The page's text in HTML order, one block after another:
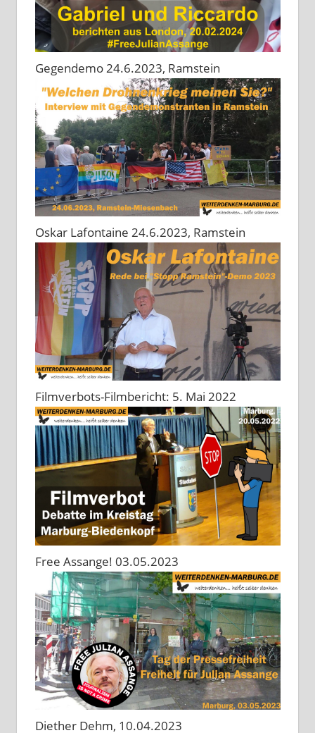
Gegendemo 24.6.2023, Ramstein
Oskar Lafontaine 24.6.2023, Ramstein
Filmverbots-Filmbericht: 5. Mai 2022
Free Assange! 03.05.2023
Diether Dehm, 10.04.2023